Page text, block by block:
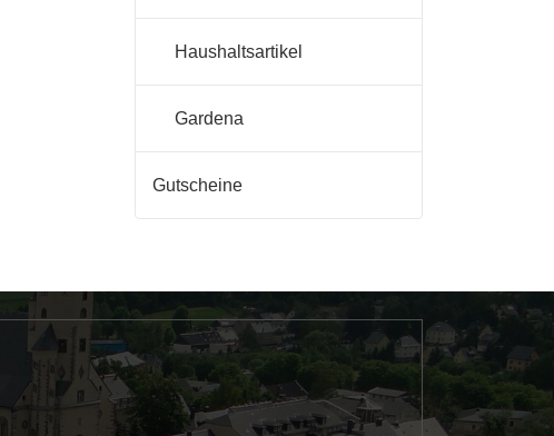
Haushaltsartikel
Gardena
Gutscheine